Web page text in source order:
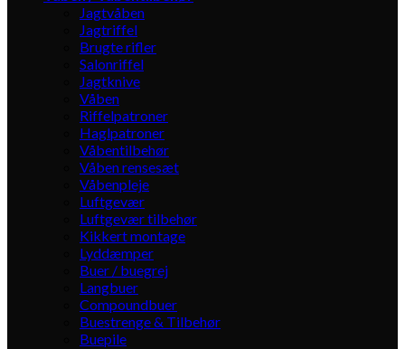
Jagtvåben
Jagtriffel
Brugte rifler
Salonriffel
Jagtknive
Våben
Riffelpatroner
Haglpatroner
Våbentilbehør
Våben rensesæt
Våbenpleje
Luftgevær
Luftgevær tilbehør
Kikkert montage
Lyddæmper
Buer / buegrej
Langbuer
Compoundbuer
Buestrenge & Tilbehør
Buepile